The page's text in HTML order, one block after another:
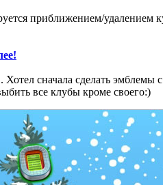
приближением/удалением
сначала сделать эмблемы
все клубы кроме своего:)